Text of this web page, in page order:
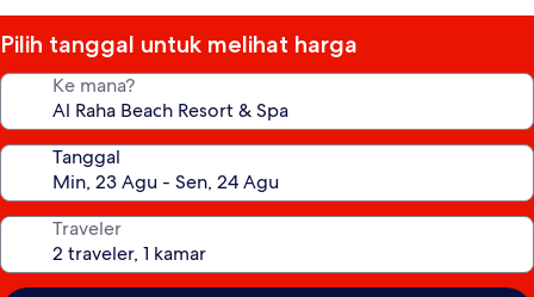
Pilih tanggal untuk melihat harga
Ke mana?
Tanggal
Traveler